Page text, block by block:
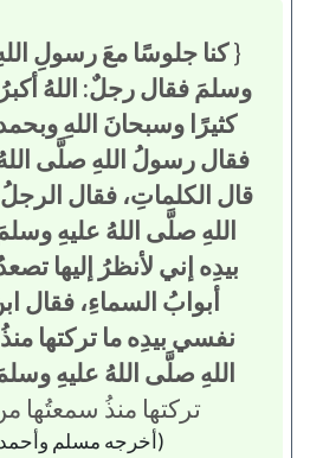
{كنا جلوسًا معَ رسولِ
وسلمَ فقال رجلٌ: اللهُ أكبرُ
كثيرًا وسبحانَ اللهِ
فقال رسولُ اللهِ صلَّى
قال الكلماتِ، فقال
اللهِ صلَّى اللهُ عليهِ
بيدِه إني لأنظرُ إليها
أبوابُ السماءِ، فقال
نفسي بيدِه ما تركتها
اللهِ صلَّى اللهُ عليهِ
تركتها منذُ سمعتُها
(أخرجه مسلم وأحمد